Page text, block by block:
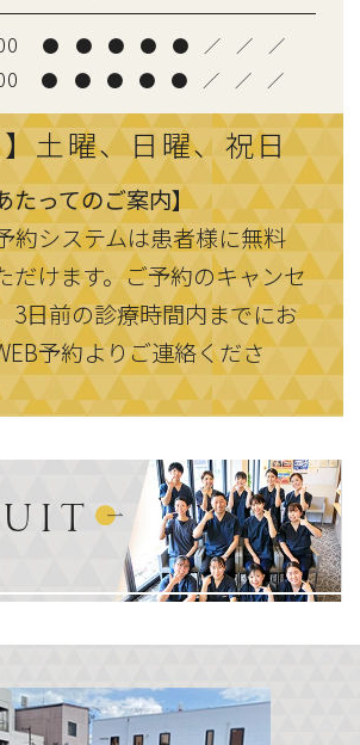
● ● ● ● ● ／ ／ ／
● ● ● ● ● ／ ／ ／
土曜、日曜、祝日
たってのご案内】
約システムは患者様に無料
だけます。ご予約のキャンセ
3日前の診療時間内までにお
予約よりご連絡くださ